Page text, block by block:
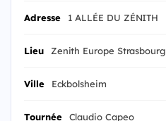
Adresse 1 ALLÉE DU ZÉNITH
Lieu Zenith Europe Strasbourg
Ville Eckbolsheim
Tournée Claudio Capeo